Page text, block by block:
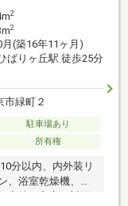
ます♪
2
2
(築16年11ヶ月)
ばりヶ丘駅 徒歩25分
市緑町２
駐車場あり
所有権
分以内、内外装リ
、浴室乾燥機、陽